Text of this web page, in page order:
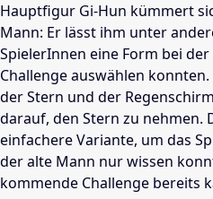
Hauptfigur Gi-Hun kümmert
Mann: Er lässt ihm unter
SpielerInnen eine Form bei
Challenge auswählen
der Stern und der Regenschirm
darauf, den Stern zu nehmen.
einfachere Variante, um das
der alte Mann nur wissen
kommende Challenge bereits